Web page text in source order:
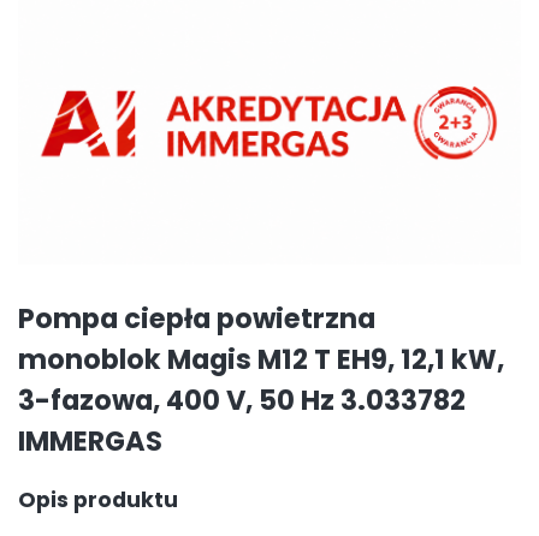
Pompa ciepła powietrzna
monoblok Magis M12 T EH9, 12,1 kW,
3-fazowa, 400 V, 50 Hz 3.033782
IMMERGAS
Opis produktu